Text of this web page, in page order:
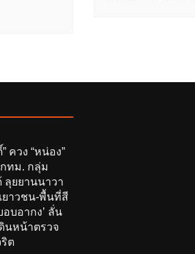
ควง “หน่อง”
ทม. กลุ่ม
ลุยยานนาวา
ยาวชน-พื้นที่สี
อบอากง’ ลั่น
นหน้าตรวจ
ต